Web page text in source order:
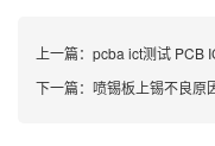
上一篇： pcba ict测试 PCB
下一篇： 喷锡板上锡不良原